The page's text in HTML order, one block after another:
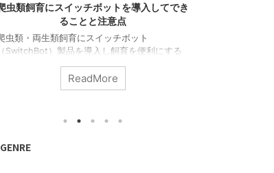
アクアリウムや生き物の飼育データ管理サー
ビス「RIUM」リリース！
爬虫類・両生類・熱帯魚などの生き物やその飼
育環境であるアクアリウム・テラリウムを管理
「RIUM」を開発しました。使い方、利用するメ
リット、今後の機能追加予定やRIUMの目標など
ReadMore
GENRE